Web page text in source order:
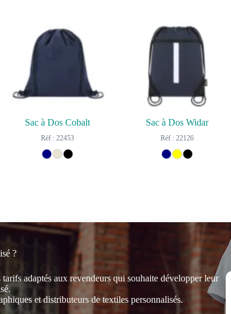
Sac à Dos Cobalt
Réf : 22453
Sac à Dos Widar
Réf : 22126
?
adaptés aux revendeurs qui souhaite développer leur
et distributeurs de textiles personnalisés.